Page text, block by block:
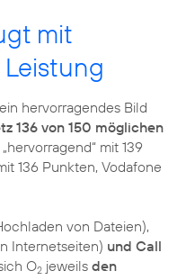
mit
hervorragendes Bild
136 von 150 möglichen
mit 139
136 Punkten, Vodafone
von Dateien),
Internetseiten) und Call
O2 jeweils den